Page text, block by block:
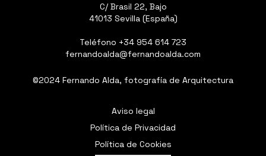
C/ Brasil 22, Bajo
41013 Sevilla (España)
Teléfono +34 954 614 723
fernandoalda@fernandoalda.com
©2024 Fernando Alda, fotografía de Arquitectura
Aviso legal
Política de Privacidad
Política de Cookies